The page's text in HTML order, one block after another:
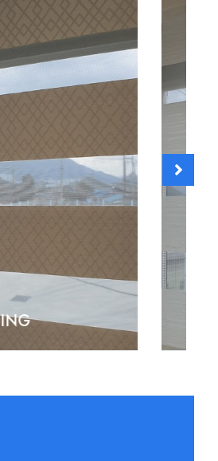
Marguerite